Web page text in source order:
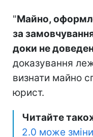
"Майно,
за
доки не
доказування
визнати майно
юрист.
Читайте
2.0 може